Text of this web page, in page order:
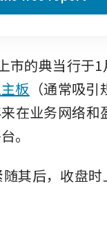
的典当行于
板 （通常吸
在业务网络和
。
随其后，收盘